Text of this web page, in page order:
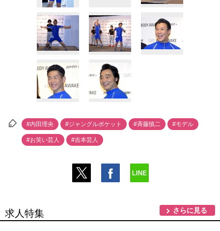
#内田理央 #ジャングルポケット #斉藤慎二 #モデル
#お笑い芸人 #吉本芸人
求人特集 さらに見る